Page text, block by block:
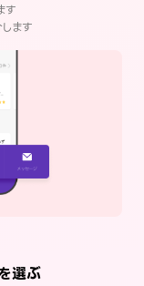
す
ます
選ぶ